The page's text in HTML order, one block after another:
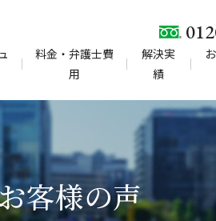
料金・弁護士費
用
解決実
績
客様の声